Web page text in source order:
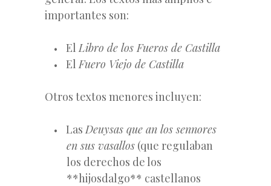
importantes son:
ElLibro de los Fueros de Castilla
ElFuero Viejo de Castilla
Otros textos menores incluyen:
LasDeuysas que an los sennores
en sus vasallos (que regulaban
los derechos de los
**hijosdalgo** castellanos